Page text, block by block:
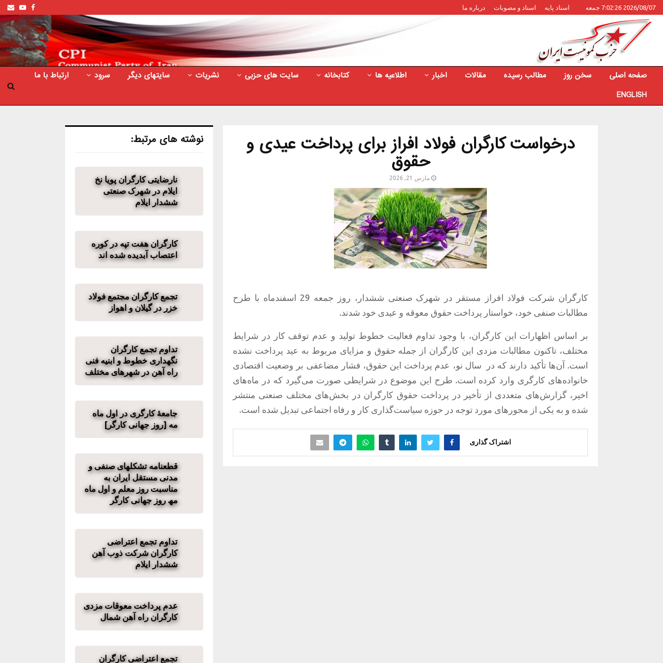
2026/08/07 7:02:26 جمعه اسناد پایه اسناد و مصوبات درباره ما Facebook
صفحه اصلی سخن روز مطالب رسیده مقالات اخبار اطلاعیه ها کتابخانه سایت های حزبی نشریات سایتهای دیگر سرود
ارتباط با ما
ENGLISH
درخواست کارگران فولاد افراز برای پرداخت عیدی و
حقوق
مارس 21, 2026
کارگران شرکت فولاد افراز مستقر در شهرک صنعتی ششدار، روز جمعه 29 اسفندماه با طرح
مطالبات صنفی خود، خواستار پرداخت حقوق معوقه و عیدی خود شدند.
بر اساس اظهارات این کارگران، با وجود تداوم فعالیت خطوط تولید و عدم توقف کار در شرایط
مختلف، تاکنون مطالبات مزدی این کارگران از جمله حقوق و مزایای مربوط به عید پرداخت نشده
است. آن‌ها تأکید دارند که در
سال نو، عدم پرداخت این حقوق، فشار مضاعفی بر وضعیت اقتصادی
خانواده‌های کارگری وارد کرده است. طرح این موضوع در شرایطی صورت می‌گیرد که در ماه‌های
اخیر، گزارش‌های متعددی از تأخیر در پرداخت حقوق کارگران در بخش‌های مختلف صنعتی منتشر
شده و به یکی از محورهای مورد توجه در حوزه سیاست‌گذاری کار و رفاه اجتماعی تبدیل شده است.
اشتراک گذاری
نوشته های مرتبط:
نارضایتی کارگران پویا نخ
ایلام در شهرک صنعتی
ششدار ایلام
کارگران هفت تپه در کوره
اعتصاب آبدیده شده اند
تجمع کارگران مجتمع فولاد
خزر در گیلان و اهواز
تداوم تجمع کارگران
نگهداری خطوط و ابنیه فنی
راه آهن در شهرهای مختلف
جامعهٔ کارگری در اول ماه
مه [روز جهانی کارگر]
قطعنامه تشکلھای صنفی و
مدنی مستقل ایران به
مناسبت روز معلم و اول ماه
مھ روز جھانی کارگر
تداوم تجمع اعتراضی
کارگران شرکت ذوب آهن
ششدار ایلام
عدم پرداخت معوقات مزدی
کارگران راه آهن شمال
تجمع اعتراضی کارگران